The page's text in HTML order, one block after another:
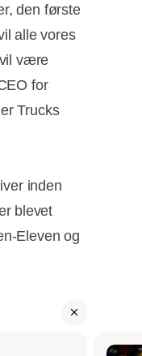
den første
alle vores
være
for
Trucks
inden
blevet
Eleven og